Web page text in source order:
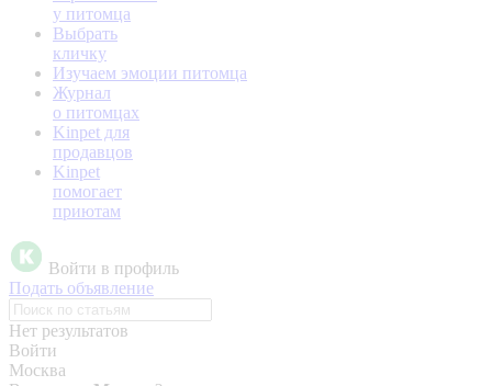
у питомца
Выбрать
кличку
Изучаем эмоции питомца
Журнал
о питомцах
Kinpet для
продавцов
Kinpet
помогает
приютам
Войти в профиль
Подать объявление
Нет результатов
Войти
Москва